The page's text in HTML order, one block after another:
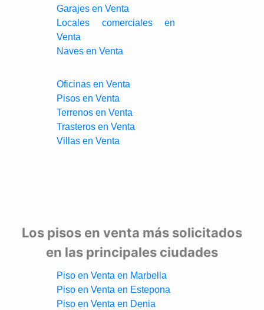
Garajes en Venta
Locales comerciales en
Venta
Naves en Venta
Oficinas en Venta
Pisos en Venta
Terrenos en Venta
Trasteros en Venta
Villas en Venta
Los pisos en venta más solicitados
en las principales ciudades
Piso en Venta en Marbella
Piso en Venta en Estepona
Piso en Venta en Denia